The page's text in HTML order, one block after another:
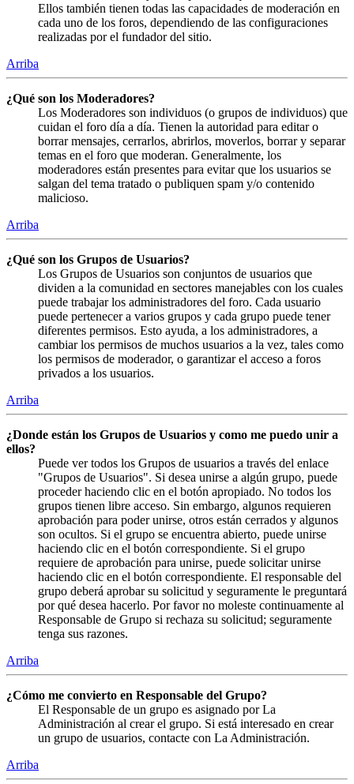
Ellos también tienen todas las capacidades de moderación en
cada uno de los foros, dependiendo de las configuraciones
realizadas por el fundador del sitio.
Arriba
¿Qué son los Moderadores?
Los Moderadores son individuos (o grupos de individuos) que
cuidan el foro día a día. Tienen la autoridad para editar o
borrar mensajes, cerrarlos, abrirlos, moverlos, borrar y separar
temas en el foro que moderan. Generalmente, los
moderadores están presentes para evitar que los usuarios se
salgan del tema tratado o publiquen spam y/o contenido
malicioso.
Arriba
¿Qué son los Grupos de Usuarios?
Los Grupos de Usuarios son conjuntos de usuarios que
dividen a la comunidad en sectores manejables con los cuales
puede trabajar los administradores del foro. Cada usuario
puede pertenecer a varios grupos y cada grupo puede tener
diferentes permisos. Esto ayuda, a los administradores, a
cambiar los permisos de muchos usuarios a la vez, tales como
los permisos de moderador, o garantizar el acceso a foros
privados a los usuarios.
Arriba
¿Donde están los Grupos de Usuarios y como me puedo unir a
ellos?
Puede ver todos los Grupos de usuarios a través del enlace
"Grupos de Usuarios". Si desea unirse a algún grupo, puede
proceder haciendo clic en el botón apropiado. No todos los
grupos tienen libre acceso. Sin embargo, algunos requieren
aprobación para poder unirse, otros están cerrados y algunos
son ocultos. Si el grupo se encuentra abierto, puede unirse
haciendo clic en el botón correspondiente. Si el grupo
requiere de aprobación para unirse, puede solicitar unirse
haciendo clic en el botón correspondiente. El responsable del
grupo deberá aprobar su solicitud y seguramente le preguntará
por qué desea hacerlo. Por favor no moleste continuamente al
Responsable de Grupo si rechaza su solicitud; seguramente
tenga sus razones.
Arriba
¿Cómo me convierto en Responsable del Grupo?
El Responsable de un grupo es asignado por La
Administración al crear el grupo. Si está interesado en crear
un grupo de usuarios, contacte con La Administración.
Arriba